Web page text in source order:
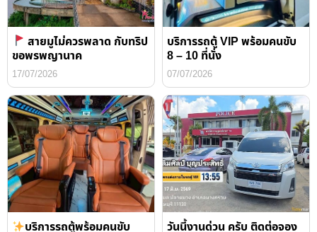
สายมูไม่ควรพลาด กับทริป
ขอพรพญานาค
17/07/2026
บริการรถตู้ VIP พร้อมคนขับ
8 – 10 ที่นั่ง
07/07/2026
บริการรถตู้พร้อมคนขับ
วันนี้งานด่วน ครับ ติดต่อจอง